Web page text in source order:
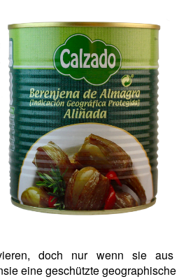
doch nur wenn sie aus
eine geschützte geographische